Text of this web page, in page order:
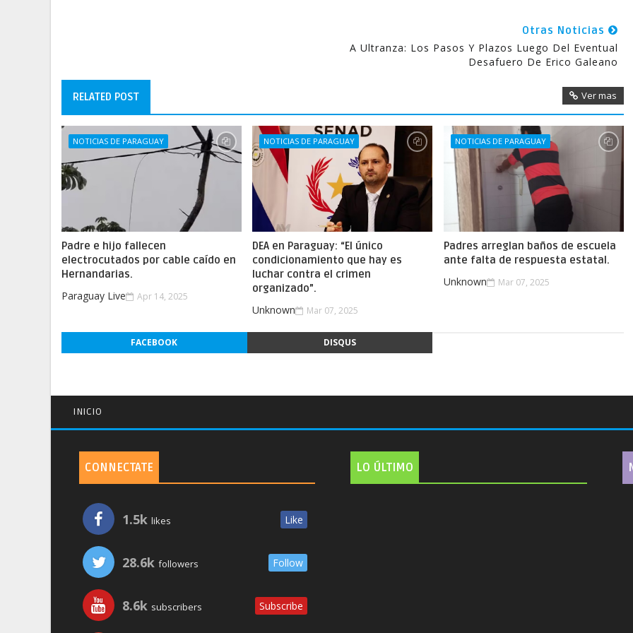
Otras Noticias
A Ultranza: Los Pasos Y Plazos Luego Del Eventual
Desafuero De Erico Galeano
RELATED POST Ver mas
NOTICIAS DE PARAGUAY
Padre e hijo fallecen
electrocutados por cable caído en
Hernandarias.
Paraguay Live Apr 14, 2025
NOTICIAS DE PARAGUAY
DEA en Paraguay: “El único
condicionamiento que hay es
luchar contra el crimen
organizado”.
Unknown Mar 07, 2025
NOTICIAS DE PARAGUAY
Padres arreglan baños de escuela
ante falta de respuesta estatal.
Unknown Mar 07, 2025
FACEBOOK DISQUS
INICIO
CONNECTATE
1.5k likes Like
28.6k followers Follow
8.6k subscribers Subscribe
LO ÚLTIMO